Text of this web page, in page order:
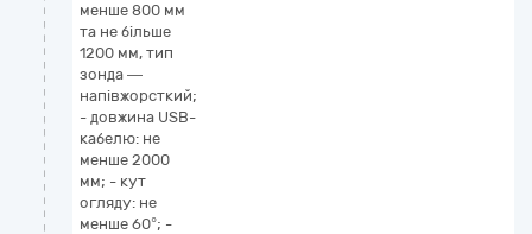
менше 800 мм
та не більше
1200 мм, тип
зонда —
напівжорсткий;
- довжина USB-
кабелю: не
менше 2000
мм; - кут
огляду: не
менше 60°; -